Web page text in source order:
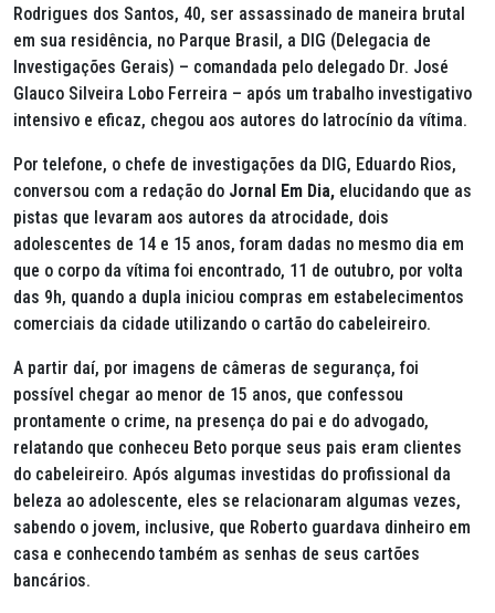
Rodrigues dos Santos, 40, ser assassinado de maneira brutal
em sua residência, no Parque Brasil, a DIG (Delegacia de
Investigações Gerais) – comandada pelo delegado Dr. José
Glauco Silveira Lobo Ferreira – após um trabalho investigativo
intensivo e eficaz, chegou aos autores do latrocínio da vítima.
Por telefone, o chefe de investigações da DIG, Eduardo Rios,
conversou com a redação do Jornal Em Dia, elucidando que as
pistas que levaram aos autores da atrocidade, dois
adolescentes de 14 e 15 anos, foram dadas no mesmo dia em
que o corpo da vítima foi encontrado, 11 de outubro, por volta
das 9h, quando a dupla iniciou compras em estabelecimentos
comerciais da cidade utilizando o cartão do cabeleireiro.
A partir daí, por imagens de câmeras de segurança, foi
possível chegar ao menor de 15 anos, que confessou
prontamente o crime, na presença do pai e do advogado,
relatando que conheceu Beto porque seus pais eram clientes
do cabeleireiro. Após algumas investidas do profissional da
beleza ao adolescente, eles se relacionaram algumas vezes,
sabendo o jovem, inclusive, que Roberto guardava dinheiro em
casa e conhecendo também as senhas de seus cartões
bancários.